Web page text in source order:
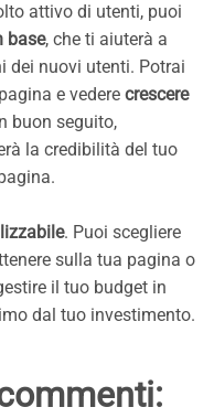
attivo di utenti, puoi
base, che ti aiuterà a
dei nuovi utenti. Potrai
e vedere crescere
buon seguito,
la credibilità del tuo
. Puoi scegliere
sulla tua pagina o
il tuo budget in
dal tuo investimento.